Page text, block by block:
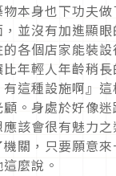
本身也下功夫做
，並沒有加進顯
各個店家能裝
年輕人年齡稍
有這種設施啊』
。身處於好像
該會很有魅力
關，只要願意
麼說。